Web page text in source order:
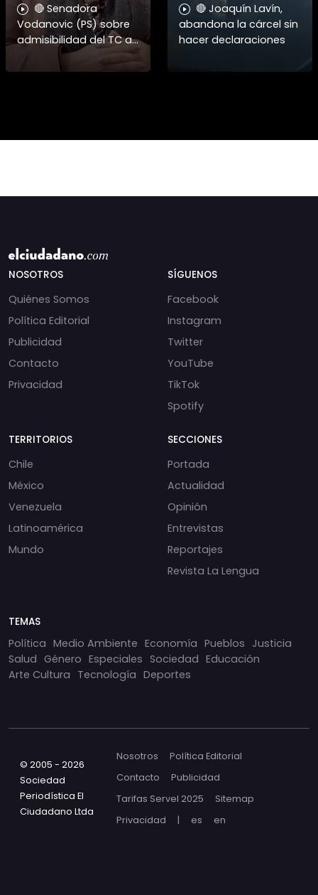
🔴 Senadora
Vodanovic (PS) sobre
admisibilidad del TC a
requerimientos por
megarreforma
🔴 Joaquín Lavín,
abandona la cárcel sin
hacer declaraciones
NOSOTROS
Quiénes Somos
Política Editorial
Publicidad
Contacto
Privacidad
SÍGUENOS
Facebook
Instagram
Twitter
YouTube
TikTok
Spotify
TERRITORIOS
Chile
México
Venezuela
Latinoamérica
Mundo
SECCIONES
Portada
Actualidad
Opinión
Entrevistas
Reportajes
Revista La Lengua
TEMAS
Política Medio Ambiente Economía Pueblos Justicia
Salud Género Especiales Sociedad Educación
Arte Cultura Tecnología Deportes
© 2005 - 2026
Sociedad
Periodística El
Ciudadano Ltda
Nosotros
Política Editorial
Contacto
Publicidad
Tarifas Servel 2025
Sitemap
Privacidad
| es en